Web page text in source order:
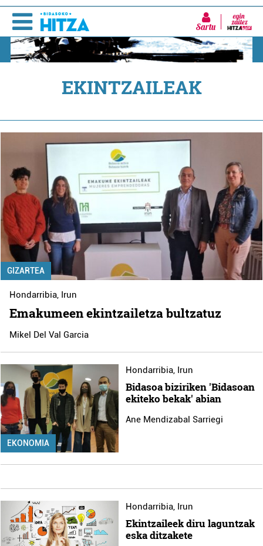
Sartu
EKINTZAILEAK
GIZARTEA
Hondarribia, Irun
Emakumeen ekintzailetza bultzatuz
Mikel Del Val Garcia
EKONOMIA
Hondarribia, Irun
Bidasoa biziriken 'Bidasoan
ekiteko bekak' abian
Ane Mendizabal Sarriegi
Hondarribia, Irun
Ekintzaileek diru laguntzak
eska ditzakete